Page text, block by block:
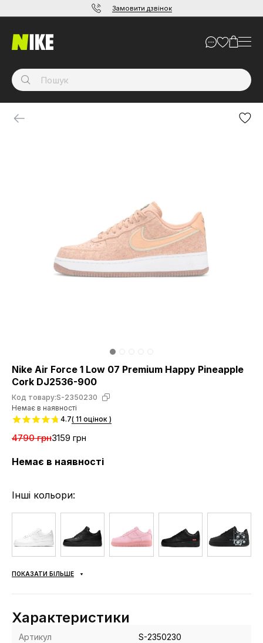
Замовити дзвінок
Nike Air Force 1 Low 07 Premium Happy Pineapple
Cork DJ2536-900
Код товару:S-2350230
Немає в наявності
4.7( 11 оцінок )
4790 грн3159 грн
Немає в наявності
Інші кольори:
ПОКАЗАТИ БІЛЬШЕ
Характеристики
Артикул S-2350230